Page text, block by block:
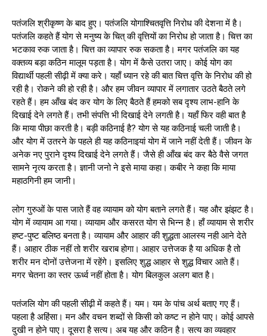
पतंजलि श्रीकृष्ण के बाद हुए। पतंजलि योगाश्चितवृत्ति निरोध की देशना में है।
पतंजलि कहते हैं योग से मनुष्य के चित् की वृत्तियों का निरोध हो जाता है। चित्त का
भटकाव रुक जाता है। चित्त का व्यापार रुक सकता है। मगर पतंजलि का यह
वक्तव्य बड़ा कठिन मालूम पड़ता है। योग में कैसे उतरा जाए। कोई योग का
विद्यार्थी पहली सीढ़ी में क्या करे। यहाँ ध्यान रहे की बात चित्त वृत्ति के निरोध की हो
रही है। रोकने की हो रही है। और हम जीवन व्यापार में लगातार उठते बैठते लगे
रहते हैं। हम आँख बंद कर योग के लिए बैठते हैं हमको सब दृश्य लाभ-हानि के
दिखाई देने लगते हैं। तभी संपत्ति भी दिखाई देने लगती है। यहाँ फिर वही बात है
कि माया पीछा करती है। बड़ी कठिनाई है? योग से यह कठिनाई चली जाती है।
और योग में उतरने के पहले ही यह कठिनाइयां योग में जाने नहीं देती हैं। जीवन के
अनेक नए पुराने दृश्य दिखाई देने लगते हैं। जैसे ही आँख बंद कर बैठे वैसे जगत
सामने नृत्य करता है। ज्ञानी जनो ने इसे माया कहा। कबीर ने कहा कि माया
महाठगिनी हम जानी।
लोग गुरुओं के पास जाते हैं वह व्यायाम को योग बताने लगते हैं। यह और झंझट है।
योग में व्यायाम आ गया। व्यायाम और कसरत योग से भिन्न है। हाँ व्यायाम से शरीर
हष्ट-पुष्ट बलिष्ठ बनता है। व्यायाम और आहार की शुद्धता आलस्य नही आने देते
हैं। आहार ठीक नहीं तो शरीर खराब होगा। आहार उत्तेजक है या अधिक है तो
शरीर मन दोनों उत्तेजना में रहेंगे। इसलिए शुद्ध आहार से शुद्ध विचार आते हैं।
मगर चेतना का स्तर ऊर्ध्व नहीं होता है। योग बिलकुल अलग बात है।
पतंजलि योग की पहली सीढ़ी में कहते हैं। यम। यम के पांच अर्थ बताए गए हैं।
पहला है अहिंसा। मन और वचन शब्दों से किसी को कष्ट न होने पाए। कोई आपसे
दुखी न होने पाए। दूसरा है सत्य। अब यह और कठिन है। सत्य का व्यवहार